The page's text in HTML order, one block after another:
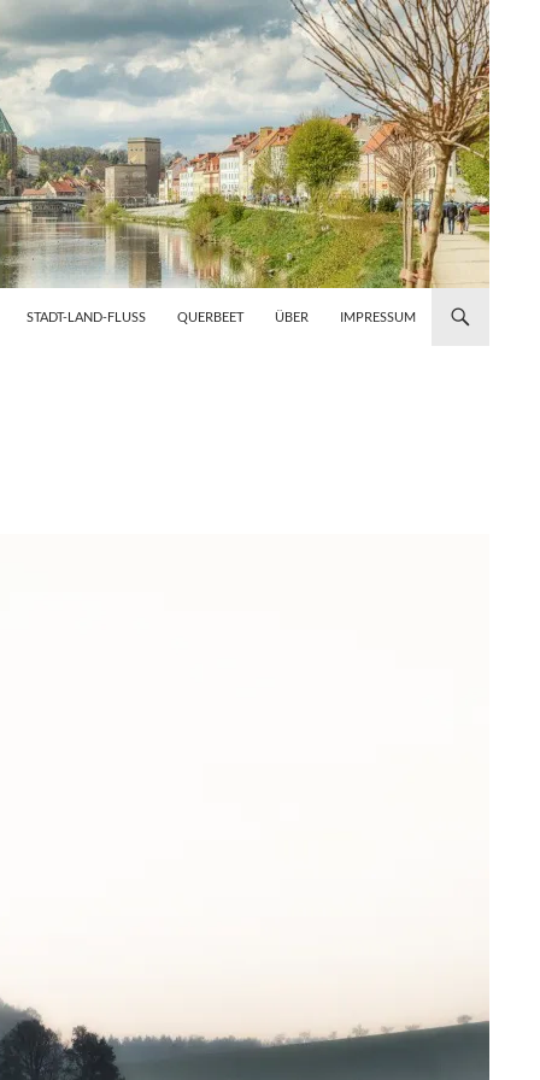
STADT-LAND-FLUSS QUERBEET ÜBER IMPRESSUM